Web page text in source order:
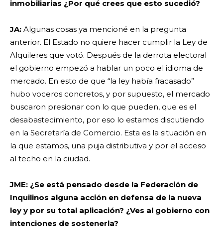
inmobiliarias ¿Por qué crees que esto sucedió?
JA: Algunas cosas ya mencioné en la pregunta
anterior. El Estado no quiere hacer cumplir la Ley de
Alquileres que votó. Después de la derrota electoral
el gobierno empezó a hablar un poco el idioma de
mercado. En esto de que “la ley había fracasado”
hubo voceros concretos, y por supuesto, el mercado
buscaron presionar con lo que pueden, que es el
desabastecimiento, por eso lo estamos discutiendo
en la Secretaría de Comercio. Esta es la situación en
la que estamos, una puja distributiva y por el acceso
al techo en la ciudad.
JME: ¿Se está pensado desde la Federación de
Inquilinos alguna acción en defensa de la nueva
ley y por su total aplicación? ¿Ves al gobierno con
intenciones de sostenerla?